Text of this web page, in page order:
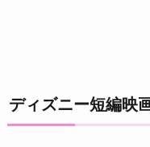
ディズニー短編映